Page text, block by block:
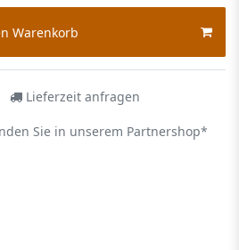
Warenkorb
Lieferzeit anfragen
Sie in unserem Partnershop*